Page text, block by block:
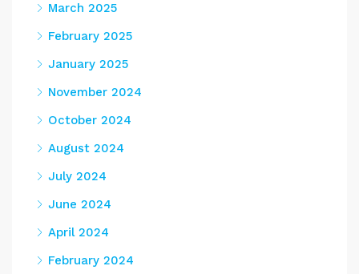
March 2025
February 2025
January 2025
November 2024
October 2024
August 2024
July 2024
June 2024
April 2024
February 2024